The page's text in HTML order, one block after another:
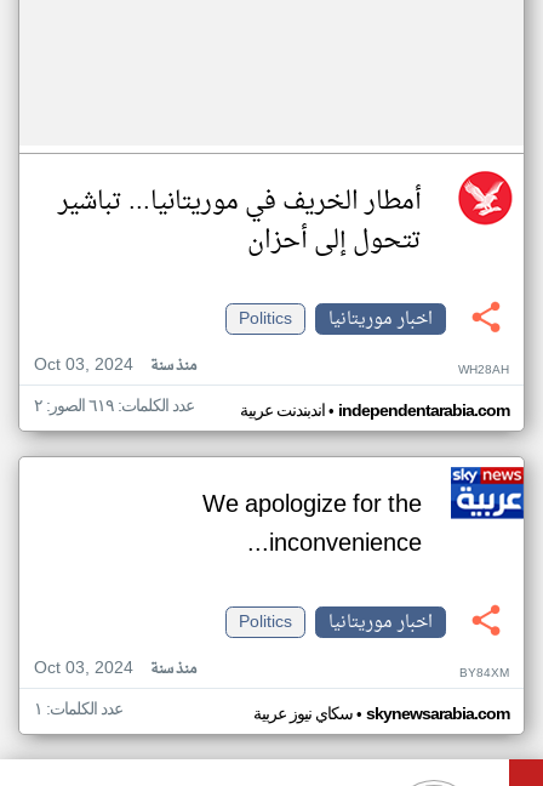
أمطار الخريف في موريتانيا... تباشير
تتحول إلى أحزان
اخبار موريتانيا
Politics
Oct 03, 2024
منذ سنة WH28AH
اندبندنت عربية• independentarabia.com عدد الكلمات: ٦١٩ الصور: ٢
We apologize for the
inconvenience...
اخبار موريتانيا
Politics
Oct 03, 2024
منذ سنة BY84XM
سكاي نيوز عربية• skynewsarabia.com عدد الكلمات: ١